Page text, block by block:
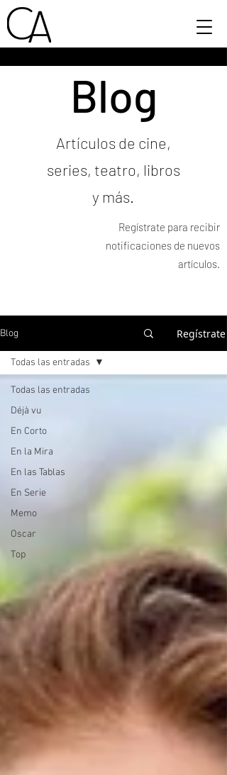
Blog
Artículos de cine,
series, teatro, libros
y más.
Regístrate para recibir
notificaciones de nuevos
artículos.
Blog Regístrate
Todas las entradas
Déjà vu
En Corto
En la Mira
En las Tablas
En Serie
Memo
Oscar
Top
Todas las entradas